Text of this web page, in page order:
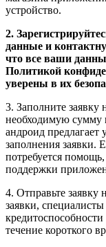
устройство.
2.
данные и
что все ваши
Политикой
уверены в их
3. Заполните заявку
необходимую сумму
андроид
заполнения заявки.
потребуется
поддержки
4. Отправьте заявку
заявки,
течение короткого